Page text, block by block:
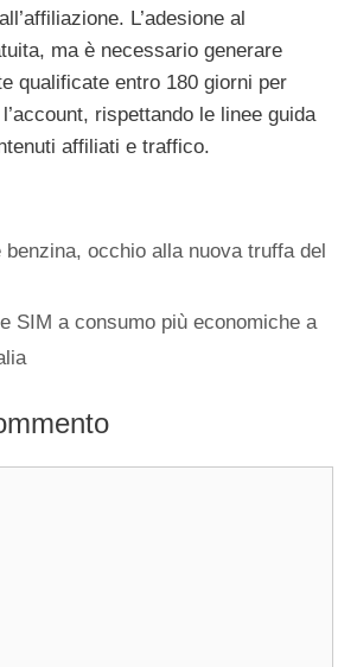
L’adesione al
ma è necessario generare
qualificate entro 180 giorni per
rispettando le linee guida
affiliati e traffico.
benzina, occhio alla nuova truffa del
SIM a consumo più economiche a